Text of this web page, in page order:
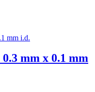
mm x 0.1 mm